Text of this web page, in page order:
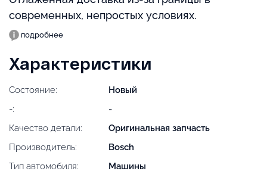
современных, непростых условиях.
подробнее
Характеристики
Состояние:
Новый
-:
-
Качество детали:
Оригинальная запчасть
Производитель:
Bosch
Тип автомобиля:
Машины